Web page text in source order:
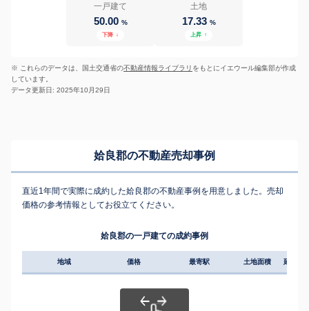
一戸建て
50.00 %
下降 ↓
土地
17.33 %
上昇 ↑
※ これらのデータは、国土交通省の不動産情報ライブラリ をもとにイエウール編集部が作成
しています。
データ更新日: 2025年10月29日
姶良郡の不動産売却事例
直近1年間で実際に成約した姶良郡の不動産事例を用意しました。売却
価格の参考情報としてお役立てください。
姶良郡の一戸建ての成約事例
地域 価格 最寄駅 土地面積 延床面